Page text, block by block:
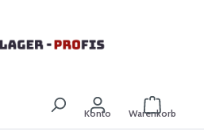
Konto Warenkorb